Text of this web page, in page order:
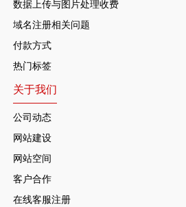
数据上传与图片处理收费
域名注册相关问题
付款方式
热门标签
关于我们
公司动态
网站建设
网站空间
客户合作
在线客服注册